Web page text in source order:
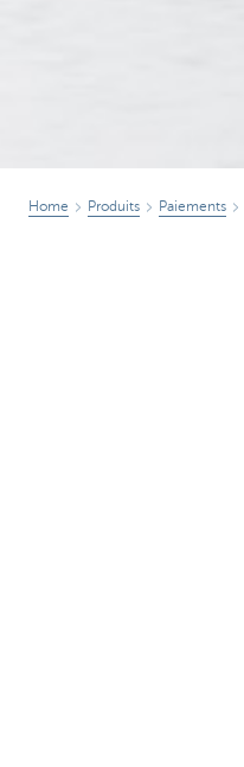
Home Produits Paiements